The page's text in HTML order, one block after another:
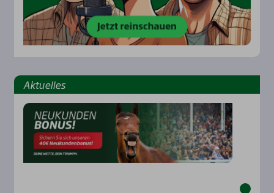
Aktu­el­les